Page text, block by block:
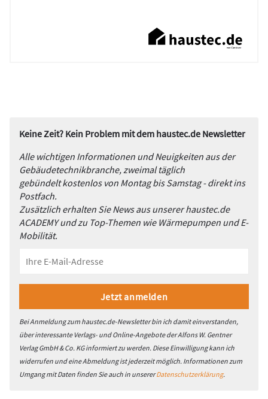
Keine Zeit? Kein Problem mit dem haustec.de Newsletter
Alle wichtigen Informationen und Neuigkeiten aus der
Gebäudetechnikbranche, zweimal täglich
gebündelt kostenlos von Montag bis Samstag - direkt ins
Postfach.
Zusätzlich erhalten Sie News aus unserer haustec.de
ACADEMY und zu Top-Themen wie Wärmepumpen und E-
Mobilität.
Bei Anmeldung zum haustec.de-Newsletter bin ich damit einverstanden,
über interessante Verlags- und Online-Angebote der Alfons W. Gentner
Verlag GmbH & Co. KG informiert zu werden. Diese Einwilligung kann ich
widerrufen und eine Abmeldung ist jederzeit möglich. Informationen zum
Umgang mit Daten finden Sie auch in unsererDatenschutzerklärung.